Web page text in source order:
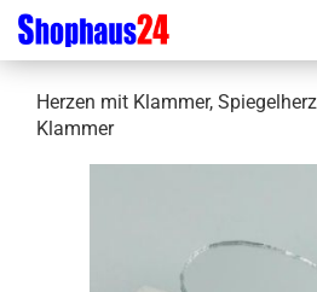
Herzen mit Klammer,
Klammer